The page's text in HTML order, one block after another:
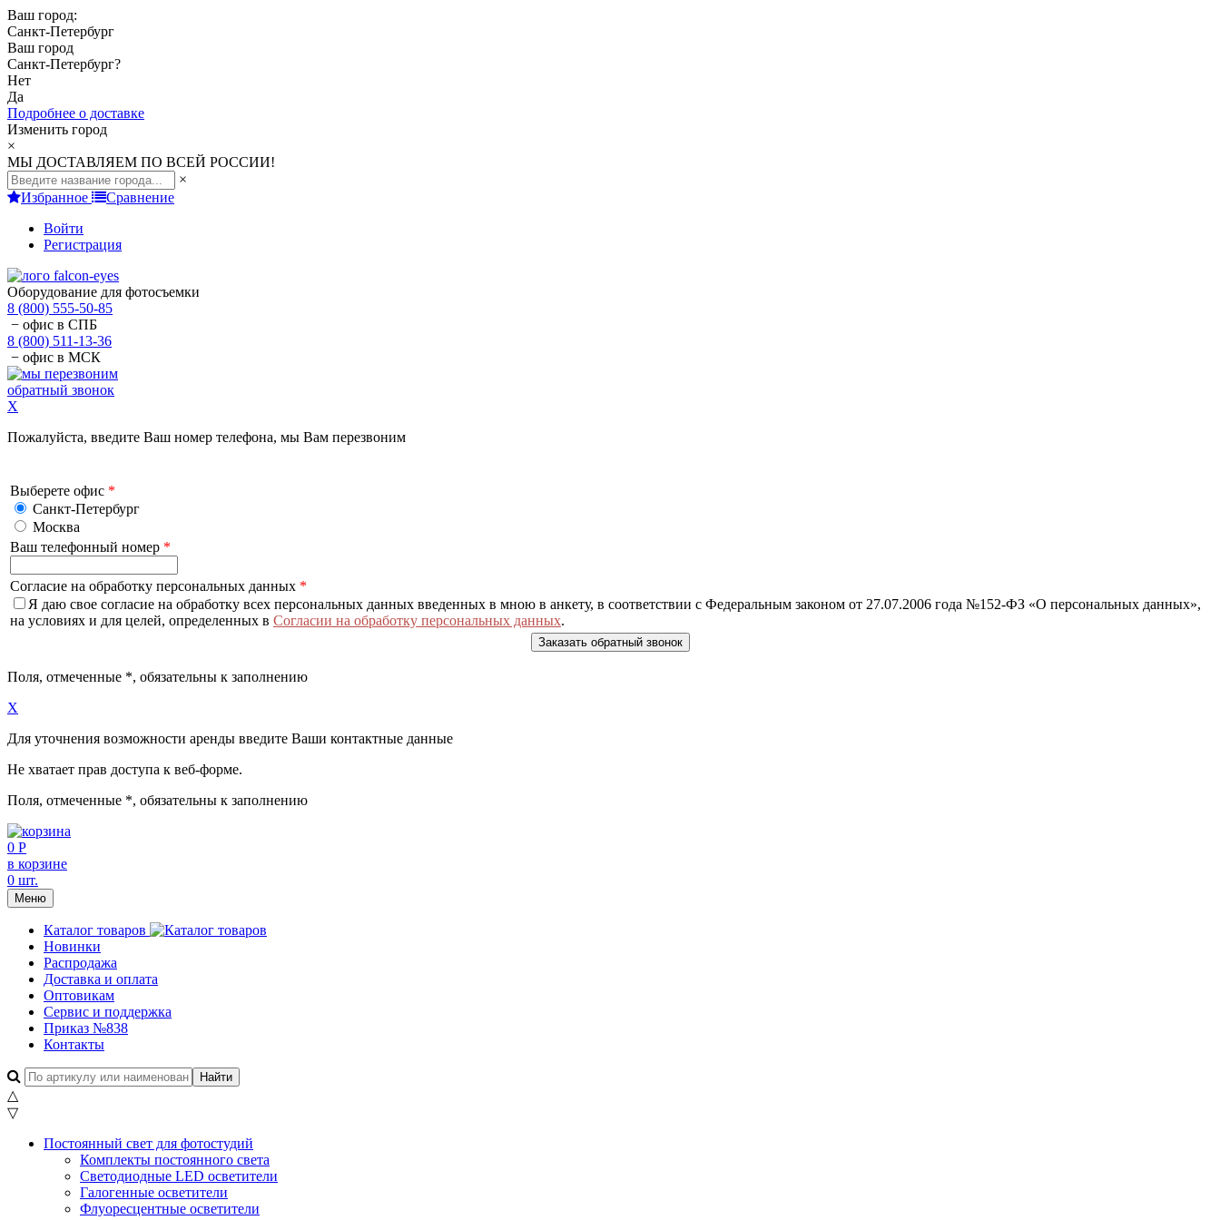
Ваш город:
Санкт-Петербург
Ваш город
Санкт-Петербург?
Нет
Да
Подробнее о доставке
Изменить город
×
МЫ ДОСТАВЛЯЕМ ПО ВСЕЙ РОССИИ!
×
Избранное
Сравнение
Войти
Регистрация
Оборудование для фотосъемки
8 (800) 555-50-85
− офис в СПБ
8 (800) 511-13-36
− офис в МСК
обратный звонок
X
Пожалуйста, введите Ваш номер телефона, мы Вам перезвоним
Выберете офис *
Санкт-Петербург
Москва
Ваш телефонный номер *
Согласие на обработку персональных данных *
Я даю свое согласие на обработку всех персональных данных введенных в мною в анкету, в соответствии с Федеральным законом от 27.07.2006 года №152-ФЗ «О персональных данных»,
на условиях и для целей, определенных в Согласии на обработку персональных данных.
Поля, отмеченные *, обязательны к заполнению
X
Для уточнения возможности аренды введите Ваши контактные данные
Не хватает прав доступа к веб-форме.
Поля, отмеченные *, обязательны к заполнению
0 Р
в корзине
0 шт.
Меню
Каталог товаров
Новинки
Распродажа
Доставка и оплата
Оптовикам
Сервис и поддержка
Приказ №838
Контакты
△
▽
Постоянный свет для фотостудий
Комплекты постоянного света
Светодиодные LED осветители
Галогенные осветители
Флуоресцентные осветители